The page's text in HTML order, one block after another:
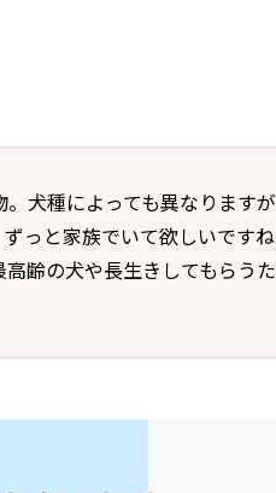
犬種によっても異なります
っと家族でいて欲しいです
齢の犬や長生きしてもらう